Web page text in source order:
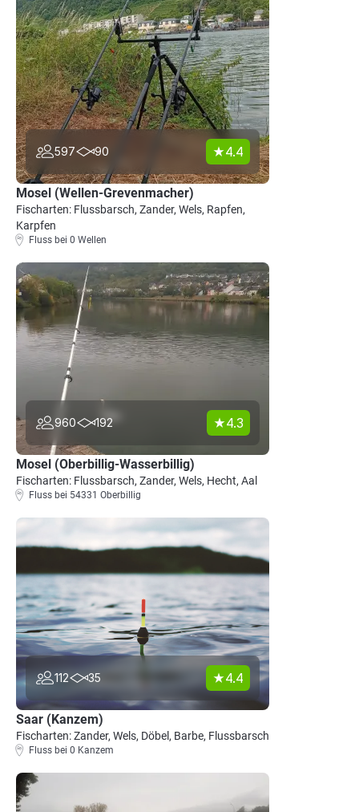
597 90 4.4
Mosel (Wellen-Grevenmacher)
Fischarten: Flussbarsch, Zander, Wels, Rapfen,
Karpfen
Fluss bei 0 Wellen
960 192 4.3
Mosel (Oberbillig-Wasserbillig)
Fischarten: Flussbarsch, Zander, Wels, Hecht, Aal
Fluss bei 54331 Oberbillig
112 35 4.4
Saar (Kanzem)
Fischarten: Zander, Wels, Döbel, Barbe, Flussbarsch
Fluss bei 0 Kanzem